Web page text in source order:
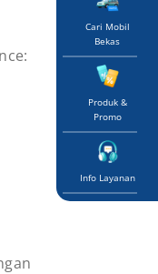
Cari Mobil
Bekas
Produk &
Promo
Info Layanan